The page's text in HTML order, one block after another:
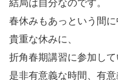
春休みもあっという間に
貴重な休みに、
折角春期講習に参加して
是非有意義な時間、有